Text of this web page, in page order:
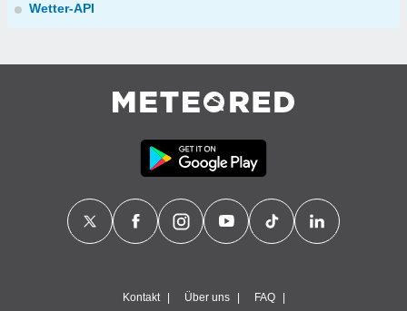
Wetter-API
Kontakt Über uns FAQ